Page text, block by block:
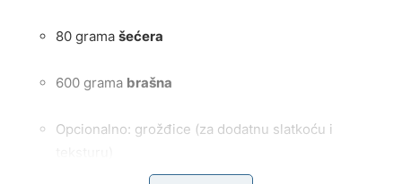
80 grama šećera
600 grama brašna
Opcionalno: grožđice (za dodatnu slatkoću i